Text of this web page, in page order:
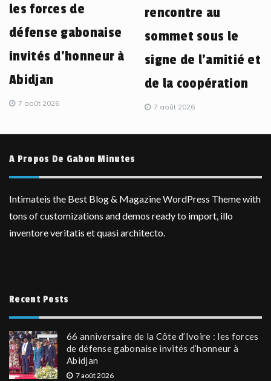
les forces de
défense gabonaise
invités d’honneur à
Abidjan
7 août 2026
rencontre au
sommet sous le
signe de l’amitié et
de la coopération
7 août 2026
A Propos De Gabon Minutes
Intimateis the Best Blog & Magazine WordPress Theme with
tons of customizations and demos ready to import, illo
inventore veritatis et quasi architecto.
Recent Posts
66 anniversaire de la Côte d’Ivoire : les forces
de défense gabonaise invités d’honneur à
Abidjan
7 août 2026